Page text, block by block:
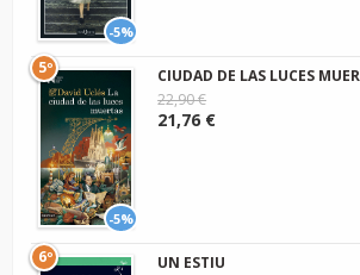
-5%
-5%
5º
CIUDAD DE LAS LUCES
22,90 €
21,76 €
6º
UN ESTIU